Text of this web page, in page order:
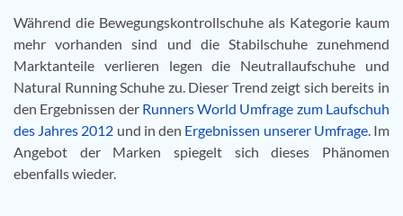
Während die Bewegungskontrollschuhe als Kategorie kaum
mehr vorhanden sind und die Stabilschuhe zunehmend
Marktanteile verlieren legen die Neutrallaufschuhe und
Natural Running Schuhe zu. Dieser Trend zeigt sich bereits in
den Ergebnissen der Runners World Umfrage zum Laufschuh
des Jahres 2012 und in den Ergebnissen unserer Umfrage. Im
Angebot der Marken spiegelt sich dieses Phänomen
ebenfalls wieder.